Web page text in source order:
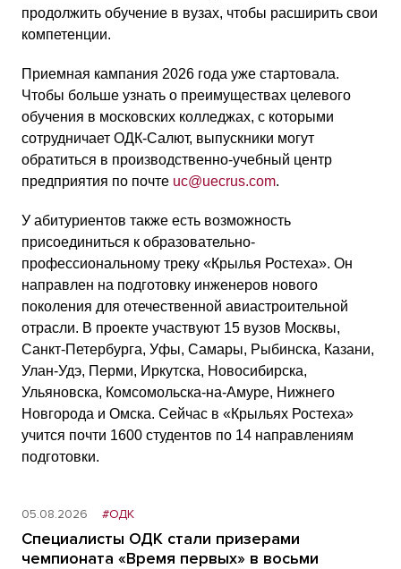
продолжить обучение в вузах, чтобы расширить свои
компетенции.
Приемная кампания 2026 года уже стартовала.
Чтобы больше узнать о преимуществах целевого
обучения в московских колледжах, с которыми
сотрудничает ОДК-Салют, выпускники могут
обратиться в производственно-учебный центр
предприятия по почте uc@uecrus.com.
У абитуриентов также есть возможность
присоединиться к образовательно-
профессиональному треку «Крылья Ростеха». Он
направлен на подготовку инженеров нового
поколения для отечественной авиастроительной
отрасли. В проекте участвуют 15 вузов Москвы,
Санкт-Петербурга, Уфы, Самары, Рыбинска, Казани,
Улан-Удэ, Перми, Иркутска, Новосибирска,
Ульяновска, Комсомольска-на-Амуре, Нижнего
Новгорода и Омска. Сейчас в «Крыльях Ростеха»
учится почти 1600 студентов по 14 направлениям
подготовки.
05.08.2026 #ОДК
Специалисты ОДК стали призерами
чемпионата «Время первых» в восьми